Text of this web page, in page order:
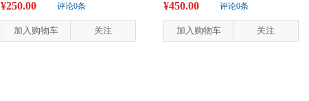
评论0条
¥250.00
加入购物车 关注
评论0条
¥450.00
加入购物车 关注